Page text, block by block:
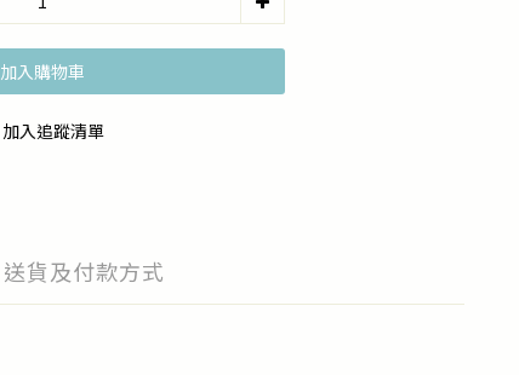
加入購物車
加入追蹤清單
送貨及付款方式